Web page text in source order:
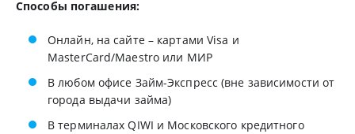
Способы погашения:
Онлайн, на сайте – картами Visa и
MasterCard/Maestro или МИР
В любом офисе Займ-Экспресс (вне зависимости от
города выдачи займа)
В терминалах QIWI и Московского кредитного